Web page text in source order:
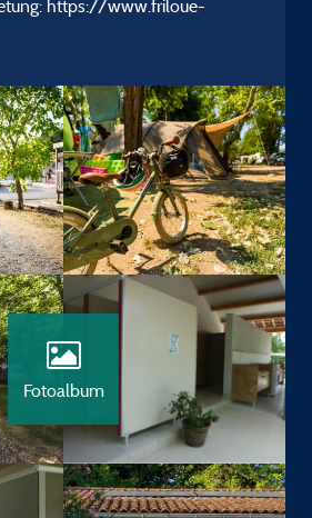
https://www.friloue-
Fotoalbum